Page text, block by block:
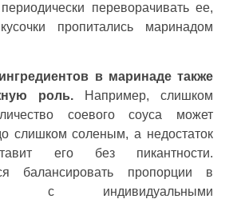
переворачивать ее,
пропитались маринадом
в маринаде также
роль. Например, слишком
соевого соуса может
слишком соленым, а недостаток
его без пикантности.
балансировать пропорции в
с индивидуальными